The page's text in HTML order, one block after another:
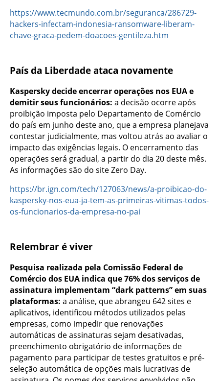
https://www.tecmundo.com.br/seguranca/286729-
hackers-infectam-indonesia-ransomware-liberam-
chave-graca-pedem-doacoes-gentileza.htm
País da Liberdade ataca novamente
Kaspersky decide encerrar operações nos EUA e
demitir seus funcionários: a decisão ocorre após
proibição imposta pelo Departamento de Comércio
do país em junho deste ano, que a empresa planejava
contestar judicialmente, mas voltou atrás ao avaliar o
impacto das exigências legais. O encerramento das
operações será gradual, a partir do dia 20 deste mês.
As informações são do site Zero Day.
https://br.ign.com/tech/127063/news/a-proibicao-do-
kaspersky-nos-eua-ja-tem-as-primeiras-vitimas-todos-
os-funcionarios-da-empresa-no-pai
Relembrar é viver
Pesquisa realizada pela Comissão Federal de
Comércio dos EUA indica que 76% dos serviços de
assinatura implementam “dark patterns” em suas
plataformas: a análise, que abrangeu 642 sites e
aplicativos, identificou métodos utilizados pelas
empresas, como impedir que renovações
automáticas de assinaturas sejam desativadas,
preenchimento obrigatório de informações de
pagamento para participar de testes gratuitos e pré-
seleção automática de opções mais lucrativas de